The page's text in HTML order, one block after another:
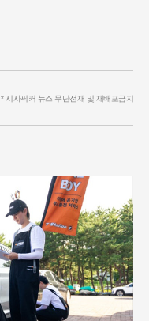
* 시사픽커 뉴스 무단전재 및 재배포금지